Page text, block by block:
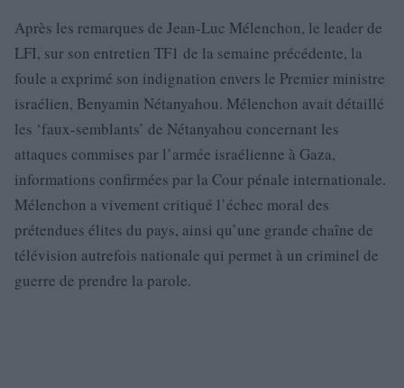
Après les remarques de Jean-Luc Mélenchon, le leader de
LFI, sur son entretien TF1 de la semaine précédente, la
foule a exprimé son indignation envers le Premier ministre
israélien, Benyamin Nétanyahou. Mélenchon avait détaillé
les ‘faux-semblants’ de Nétanyahou concernant les
attaques commises par l’armée israélienne à Gaza,
informations confirmées par la Cour pénale internationale.
Mélenchon a vivement critiqué l’échec moral des
prétendues élites du pays, ainsi qu’une grande chaîne de
télévision autrefois nationale qui permet à un criminel de
guerre de prendre la parole.